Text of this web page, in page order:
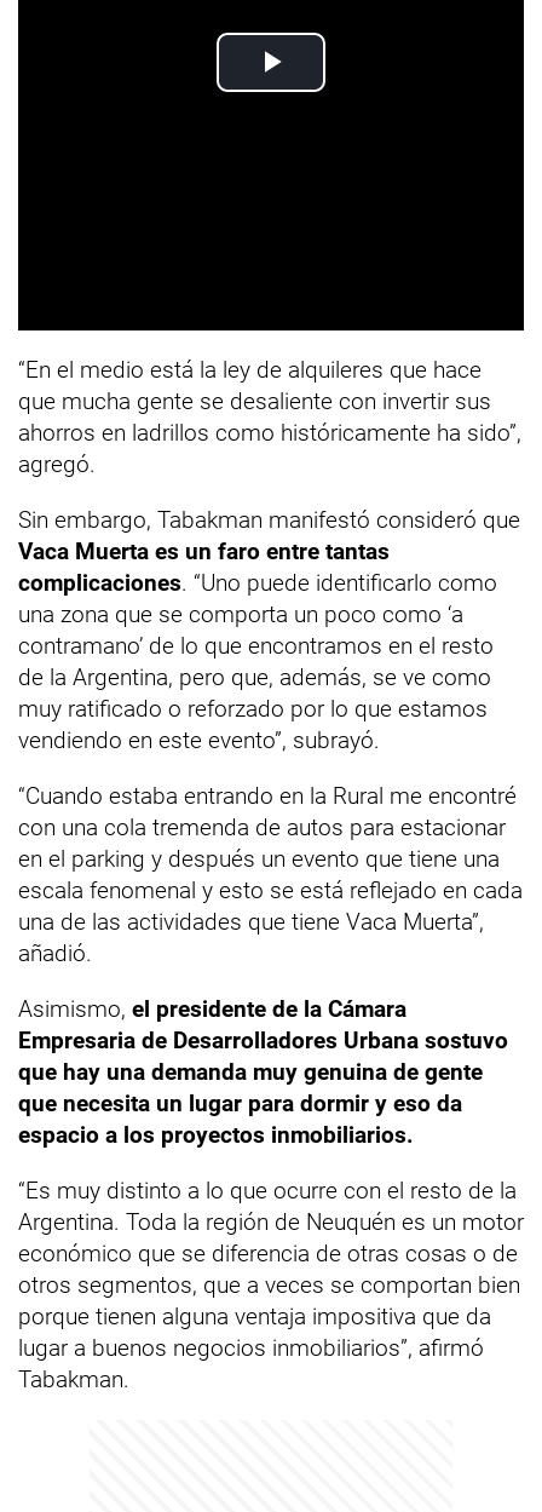
“En el medio está la ley de alquileres que hace
que mucha gente se desaliente con invertir sus
ahorros en ladrillos como históricamente ha sido”,
agregó.
Sin embargo, Tabakman manifestó consideró que
Vaca Muerta es un faro entre tantas
complicaciones. “Uno puede identificarlo como
una zona que se comporta un poco como ‘a
contramano’ de lo que encontramos en el resto
de la Argentina, pero que, además, se ve como
muy ratificado o reforzado por lo que estamos
vendiendo en este evento”, subrayó.
“Cuando estaba entrando en la Rural me encontré
con una cola tremenda de autos para estacionar
en el parking y después un evento que tiene una
escala fenomenal y esto se está reflejado en cada
una de las actividades que tiene Vaca Muerta”,
añadió.
Asimismo, el presidente de la Cámara
Empresaria de Desarrolladores Urbana sostuvo
que hay una demanda muy genuina de gente
que necesita un lugar para dormir y eso da
espacio a los proyectos inmobiliarios.
“Es muy distinto a lo que ocurre con el resto de la
Argentina. Toda la región de Neuquén es un motor
económico que se diferencia de otras cosas o de
otros segmentos, que a veces se comportan bien
porque tienen alguna ventaja impositiva que da
lugar a buenos negocios inmobiliarios”, afirmó
Tabakman.